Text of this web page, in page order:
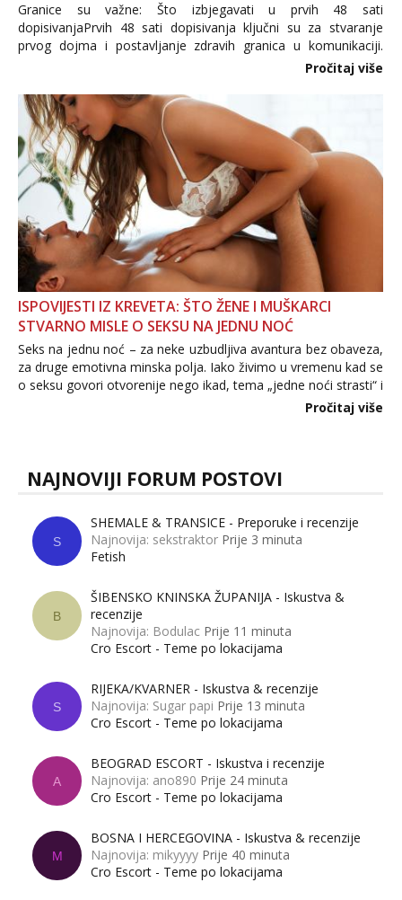
Granice su važne: Što izbjegavati u prvih 48 sati
dopisivanjaPrvih 48 sati dopisivanja ključni su za stvaranje
prvog dojma i postavljanje zdravih granica u komunikaciji.
Važno je izbjeći prebrzo otkrivanje osobnih ili intimnih
informacija, jer nepoznata osoba još nije zaslužila to
povjerenje. Takođe...
Pročitaj više
ISPOVIJESTI IZ KREVETA: ŠTO ŽENE I MUŠKARCI
STVARNO MISLE O SEKSU NA JEDNU NOĆ
Seks na jednu noć – za neke uzbudljiva avantura bez obaveza,
za druge emotivna minska polja. Iako živimo u vremenu kad se
o seksu govori otvorenije nego ikad, tema „jedne noći strasti“ i
dalje izaziva burne rasprave. Što zapravo misle žene, a što
Pročitaj više
NAJNOVIJI FORUM POSTOVI
S
SHEMALE & TRANSICE - Preporuke i recenzije
Najnovija: sekstraktor Prije 3 minuta
Fetish
B
ŠIBENSKO KNINSKA ŽUPANIJA - Iskustva &
recenzije
Najnovija: Bodulac Prije 11 minuta
Cro Escort - Teme po lokacijama
S
RIJEKA/KVARNER - Iskustva & recenzije
Najnovija: Sugar papi Prije 13 minuta
Cro Escort - Teme po lokacijama
A
BEOGRAD ESCORT - Iskustva i recenzije
Najnovija: ano890 Prije 24 minuta
Cro Escort - Teme po lokacijama
M
BOSNA I HERCEGOVINA - Iskustva & recenzije
Najnovija: mikyyyy Prije 40 minuta
Cro Escort - Teme po lokacijama